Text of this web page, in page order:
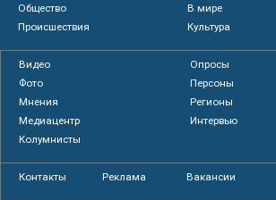
Общество
В мире
Происшествия
Культура
Видео
Опросы
Фото
Персоны
Мнения
Регионы
Медиацентр
Интервью
Колумнисты
Контакты Реклама Вакансии